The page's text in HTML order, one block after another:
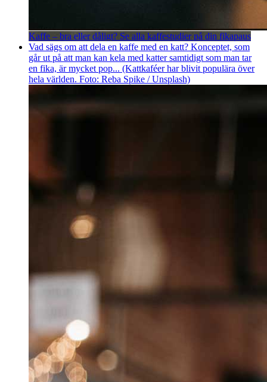
Kaffe – bra eller dåligt? Se alla kaffestudier på din fikapaus
Vad sägs om att dela en kaffe med en katt? Konceptet, som
går ut på att man kan kela med katter samtidigt som man tar
en fika, är mycket pop... (Kattkaféer har blivit populära över
hela världen. Foto: Reba Spike / Unsplash)